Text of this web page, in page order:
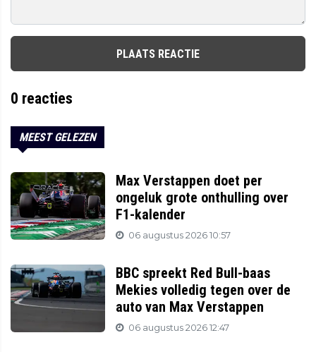
PLAATS REACTIE
0 reacties
MEEST GELEZEN
Max Verstappen doet per
ongeluk grote onthulling over
F1-kalender
06 augustus 2026 10:57
BBC spreekt Red Bull-baas
Mekies volledig tegen over de
auto van Max Verstappen
06 augustus 2026 12:47